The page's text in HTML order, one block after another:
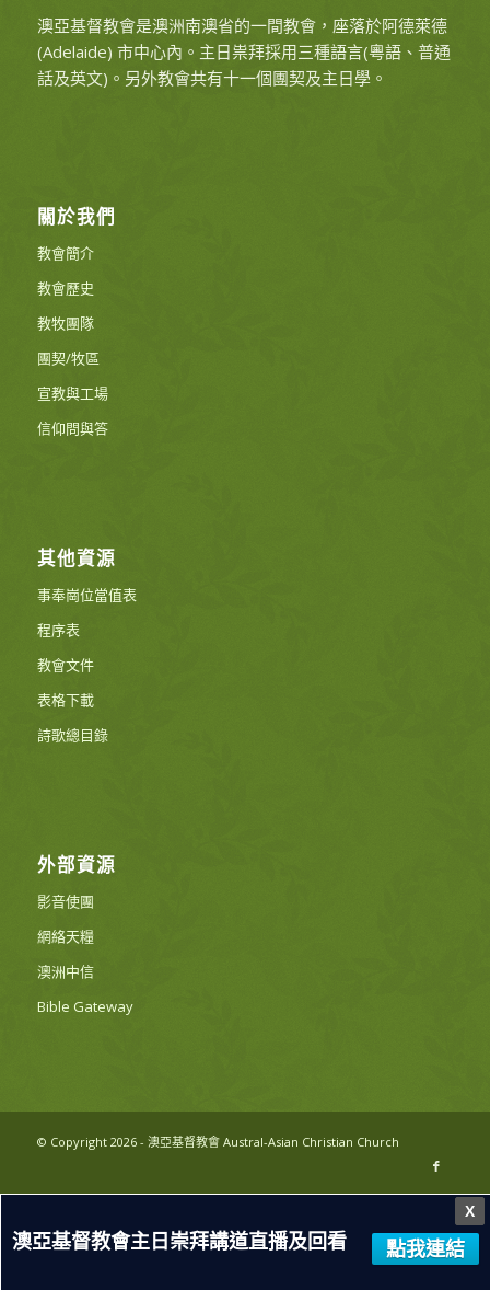
澳亞基督教會是澳洲南澳省的一間教會，座落於阿德萊德
(Adelaide) 市中心內。主日祟拜採用三種語言(粵語、普通
話及英文)。另外教會共有十一個團契及主日學。
關於我們
教會簡介
教會歷史
教牧團隊
團契/牧區
宣教與工場
信仰問與答
其他資源
事奉崗位當值表
程序表
教會文件
表格下載
詩歌總目錄
外部資源
影音使團
網絡天糧
澳洲中信
Bible Gateway
© Copyright 2026 - 澳亞基督教會 Austral-Asian Christian Church
X
澳亞基督教會主日崇拜講道直播及回看 點我連結